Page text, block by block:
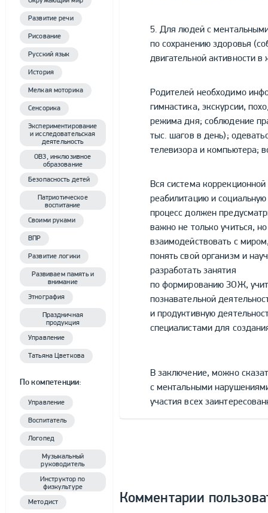
Развитие речи
Рисование
Русский язык
История
Мелкая моторика
Сенсорика
Экспериментирование
и исследовательская
деятельность
ОВЗ, инклюзивное
образование
Безопасность детей
Патриотическое
воспитание
Своими руками
ВПР
Развитие логики
Развиваем память и
внимание
Этнография
Праздничная
продукция
Управление
Татьяна Цветкова
По компетенции:
Управление
Воспитатель
Логопед
Музыкальный
руководитель
Инструктор по
физкультуре
Методист
5. Для людей с
по сохранению здоровья
двигательной активности
Родителей необходимо
гимнастика, экскурсии,
режима дня; соблюдение
тыс. шагов в день);
телевизора и компьютера;
Вся система
реабилитацию и
процесс должен
важно не только учиться,
взаимодействовать с
понять свой организм и
разработать занятия
по формированию ЗОЖ,
познавательной
и продуктивную
специалистами для
В заключение, можно
с ментальными
участия всех
Комментарии